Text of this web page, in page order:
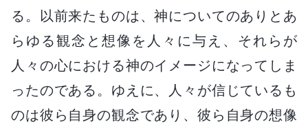
る。以前来たものは、神についてのありとあ
らゆる観念と想像を人々に与え、それらが
人々の心における神のイメージになってしま
ったのである。ゆえに、人々が信じているも
のは彼ら自身の観念であり、彼ら自身の想像